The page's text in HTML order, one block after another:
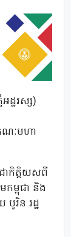
ដ្ឋរស្ស)
ណៈមហា
ជាកិត្តិយសពី
ម្ពុជា និង
បូរិន រដ្ឋ